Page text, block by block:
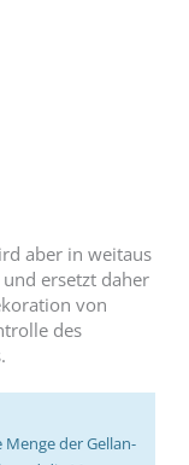
aber in weitaus
ersetzt daher
von
des
Menge der Gellan-